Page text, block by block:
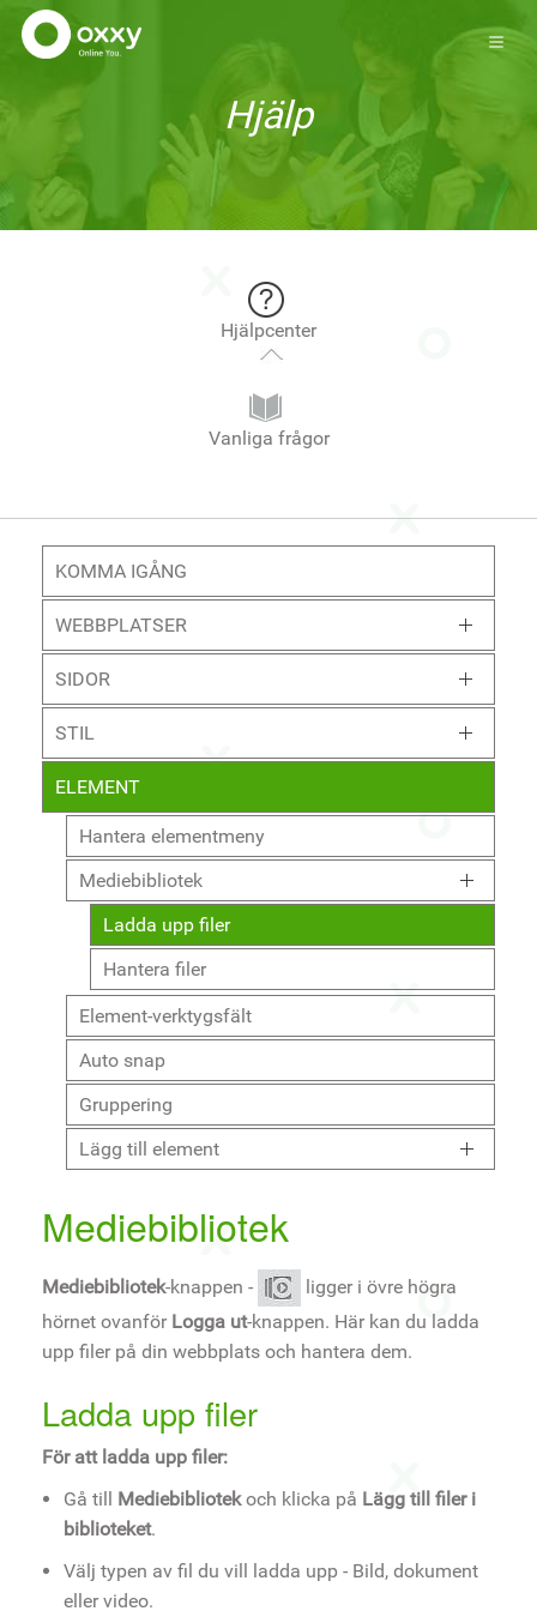
Hjälp
Hjälpcenter
Vanliga frågor
KOMMA IGÅNG
WEBBPLATSER
SIDOR
STIL
ELEMENT
Hantera elementmeny
Mediebibliotek
Ladda upp filer
Hantera filer
Element-verktygsfält
Auto snap
Gruppering
Lägg till element
Mediebibliotek
Mediebibliotek-knappen -
ligger i övre högra
hörnet ovanför Logga ut-knappen. Här kan du ladda
upp filer på din webbplats och hantera dem.
Ladda upp filer
För att ladda upp filer:
Gå till Mediebibliotekoch klicka på Lägg till filer i
biblioteket.
Välj typen av fil du vill ladda upp - Bild, dokument
eller video.